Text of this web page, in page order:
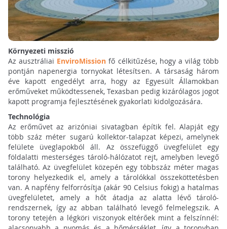
Környezeti misszió
Az ausztráliai EnviroMission fő célkitűzése, hogy a világ több
pontján napenergia tornyokat létesítsen. A társaság három
éve kapott engedélyt arra, hogy az Egyesült Államokban
erőműveket működtessenek, Texasban pedig kizárólagos jogot
kapott programja fejlesztésének gyakorlati kidolgozására.
Technológia
Az erőművet az arizóniai sivatagban építik fel. Alapját egy
több száz méter sugarú kollektor-talapzat képezi, amelynek
felülete üveglapokból áll. Az összefüggő üvegfelület egy
földalatti mesterséges tároló-hálózatot rejt, amelyben levegő
található. Az üvegfelület közepén egy többszáz méter magas
torony helyezkedik el, amely a tárolókkal összeköttetésben
van. A napfény felforrósítja (akár 90 Celsius fokig) a hatalmas
üvegfelületet, amely a hőt átadja az alatta lévő tároló-
rendszernek, így az abban található levegő felmelegszik. A
torony tetején a légköri viszonyok eltérőek mint a felszínnél: